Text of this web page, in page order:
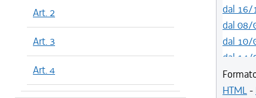
Art. 2
Art. 3
Art. 4
dal 16/
dal 08/
dal 10/
dal
dal 01/
dal 31/
HTML-